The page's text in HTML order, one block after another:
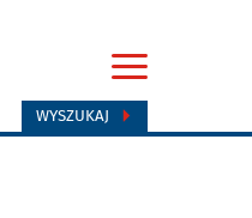
WYSZUKAJ